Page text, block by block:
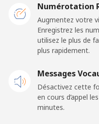
Togo
Mobile ⁦33.5¢⁩
Tokelau
Numérotation
Augmentez votre
Enregistrez les
utilisez le plus de
plus rapidement.
Messages
Désactivez cette
en cours d’appel
minutes.